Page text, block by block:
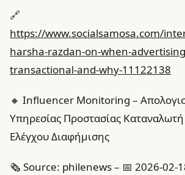
🔗
https://www.socialsamosa.com/
harsha-razdan-on-when-
transactional-and-why-11122138
🔸 Influencer Monitoring –
Υπηρεσίας Προστασίας
Ελέγχου Διαφήμισης
🗞️ Source: philenews – 📅 2026-02-